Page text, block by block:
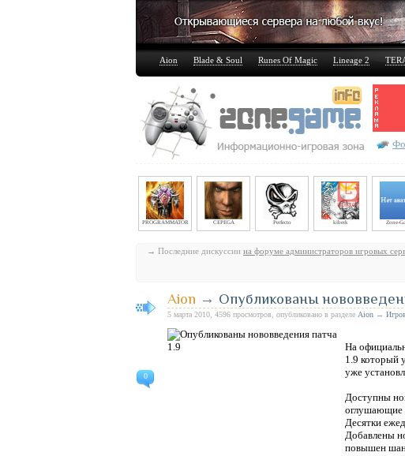
Aion Blade & Soul Runes Of Magic Lineage 2
PROGRAMMATOR CEPEGA Perfecto kiberk Zone-
→ Последние дискуссии на форуме администраторов игровых
0
Aion → Опубликованы
5 марта 2010, 4596 просмотров, опубликовано в разделе Aion →
На
1.9 который
уже
Доступны
оглушающие
Десятки
Добавлены
повышен